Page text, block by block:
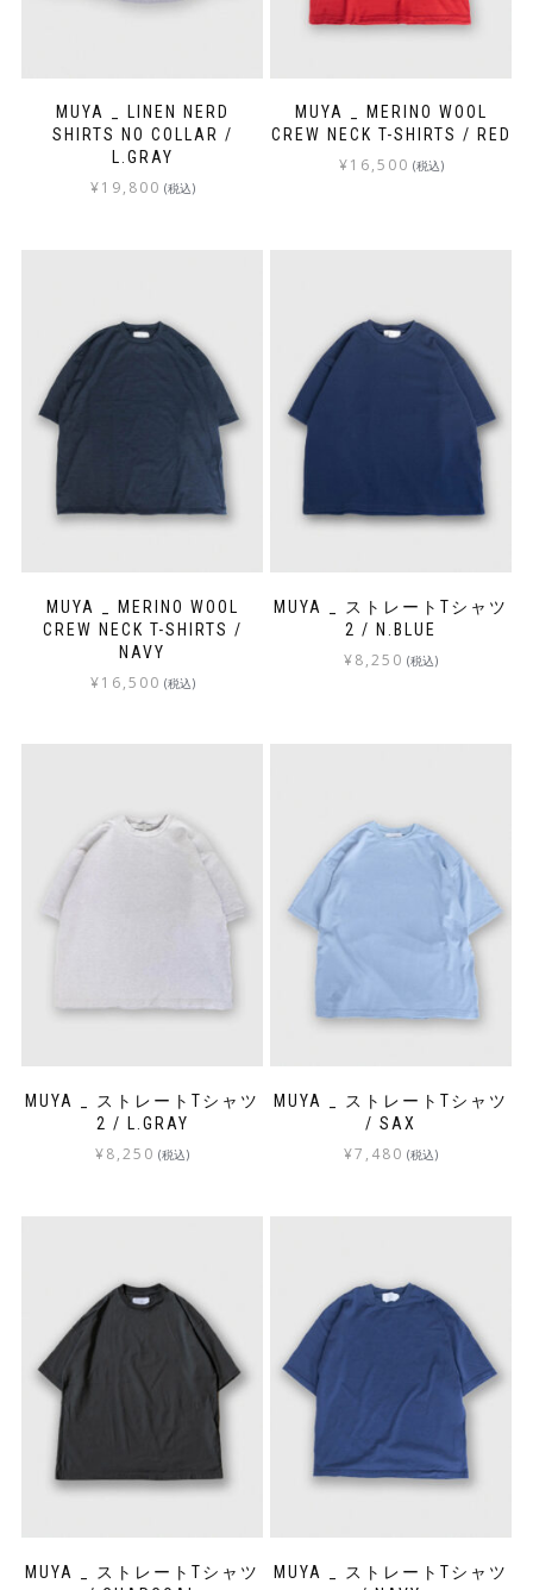
MUYA _ LINEN NERD
SHIRTS NO COLLAR /
L.GRAY
¥19,800 (税込)
MUYA _ MERINO WOOL
CREW NECK T-SHIRTS / RED
¥16,500 (税込)
MUYA _ MERINO WOOL
CREW NECK T-SHIRTS /
NAVY
¥16,500 (税込)
MUYA _ ストレートTシャツ
2 / N.BLUE
¥8,250 (税込)
MUYA _ ストレートTシャツ
2 / L.GRAY
¥8,250 (税込)
MUYA _ ストレートTシャツ
/ SAX
¥7,480 (税込)
MUYA _ ストレートTシャツ
MUYA _ ストレートTシャツ